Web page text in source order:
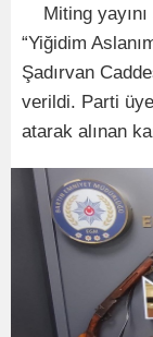
Miting yayını
“Yiğidim
Şadırvan
verildi. Parti
atarak alınan